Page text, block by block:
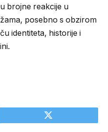
brojne reakcije u
posebno s obzirom
identiteta, historije i
Twitter